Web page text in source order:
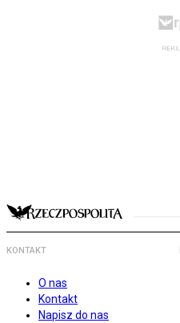
KONTAKT
O nas
Kontakt
Napisz do nas